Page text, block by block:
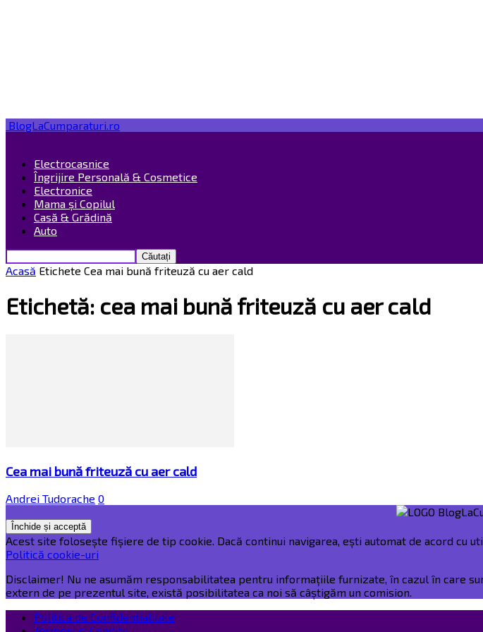
BlogLaCumparaturi.ro
Electrocasnice
Îngrijire Personală & Cosmetice
Electronice
Mama și Copilul
Casă & Grădină
Auto
Acasă Etichete Cea mai bună friteuză cu aer cald
Etichetă: cea mai bună friteuză cu aer cald
Cea mai bună friteuză cu aer cald
Andrei Tudorache 0
Acest site folosește fișiere de tip cookie. Dacă continui navigarea, ești automat de acord
Politică cookie-uri
Disclaimer! Nu ne asumăm responsabilitatea pentru informațiile furnizate, în cazul în care
extern de pe prezentul site, există posibilitatea ca noi să câștigăm un comision.
Politica de Confidentialitate